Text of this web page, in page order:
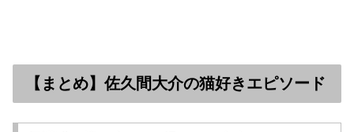
【まとめ】佐久間大介の猫好きエピソード